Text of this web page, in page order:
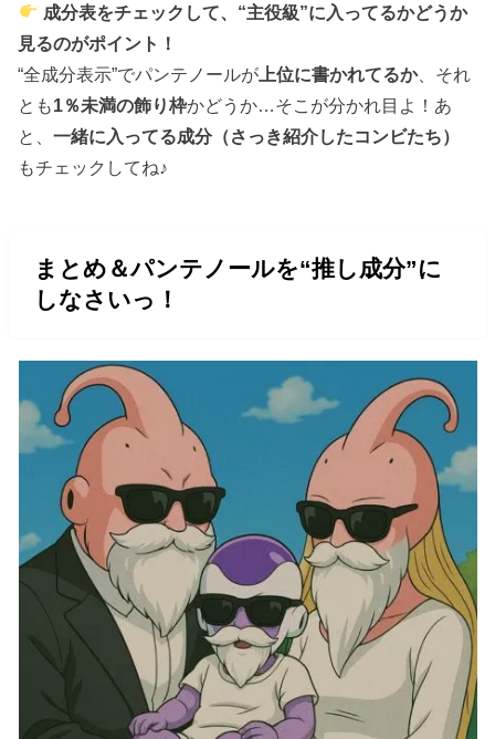
成分表をチェックして、“主役級”に入ってるかどうか
見るのがポイント！
“全成分表示”でパンテノールが 上位に書かれてるか、それ
とも1％未満の飾り枠かどうか…そこが分かれ目よ！あ
と、一緒に入ってる成分（さっき紹介したコンビたち）
もチェックしてね♪
まとめ＆パンテノールを“推し成分”に
しなさいっ！